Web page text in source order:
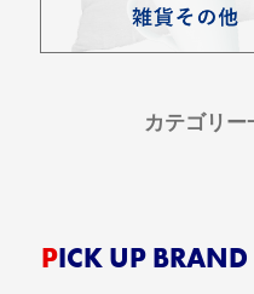
カテゴリー
PICK UP BRAND